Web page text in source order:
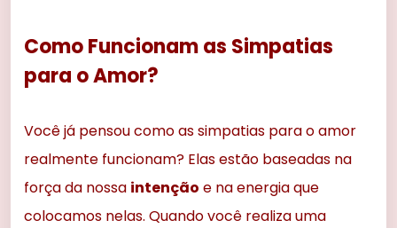
Como Funcionam as Simpatias
para o Amor?
Você já pensou como as simpatias para o amor
realmente funcionam? Elas estão baseadas na
força da nossa intenção e na energia que
colocamos nelas. Quando você realiza uma